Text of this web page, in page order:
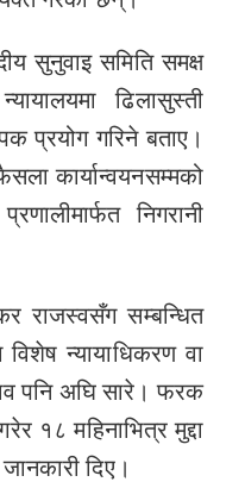
सुनुवाइ समिति समक्ष
ढिलासुस्ती
प्रयोग गरिने बताए।
कार्यान्वयनसम्मको
निगरानी
राजस्वसँग सम्बन्धित
विशेष न्यायाधिकरण वा
पनि अघि सारे। फरक
१८ महिनाभित्र मुद्दा
दिए।